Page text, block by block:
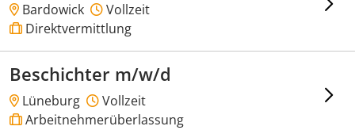
Bardowick
Vollzeit
Direktvermittlung
Beschichter m/w/d
Lüneburg
Vollzeit
Arbeitnehmerüberlassung